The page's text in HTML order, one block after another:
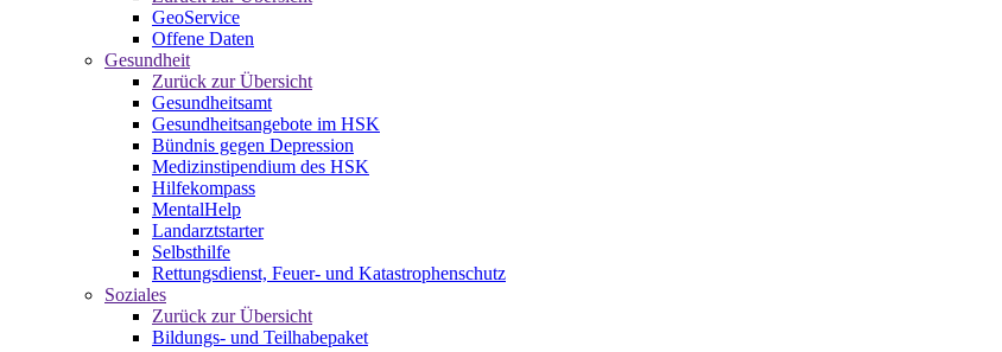
GeoService
Offene Daten
Gesundheit
Zurück zur Übersicht
Gesundheitsamt
Gesundheitsangebote im HSK
Bündnis gegen Depression
Medizinstipendium des HSK
Hilfekompass
MentalHelp
Landarztstarter
Selbsthilfe
Rettungsdienst, Feuer- und Katastrophenschutz
Soziales
Zurück zur Übersicht
Bildungs- und Teilhabepaket